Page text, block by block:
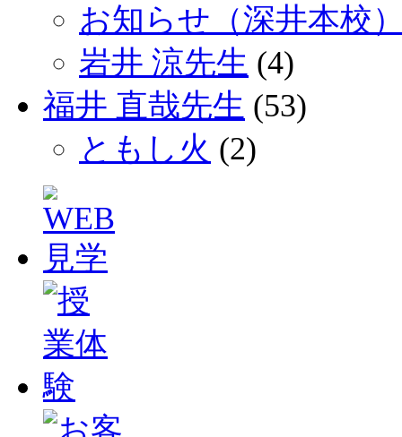
お知らせ（深井本校
岩井 涼先生 (4)
福井 直哉先生 (53)
ともし火 (2)